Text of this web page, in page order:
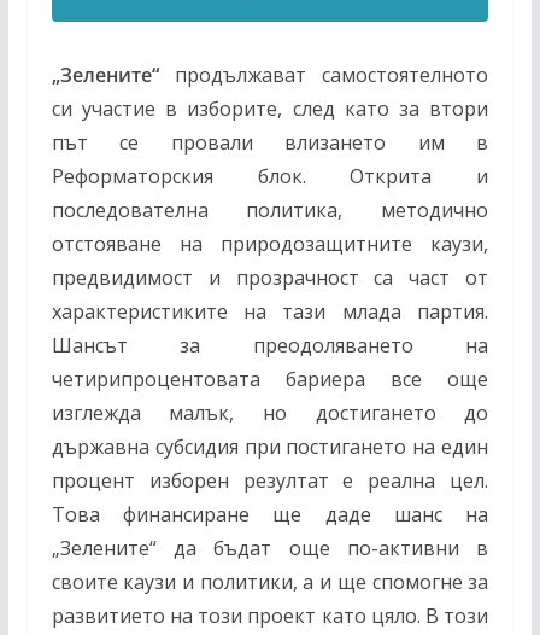
„Зелените“продължават самостоятелното
си участие в изборите, след като за втори
път се провали влизането им в
Реформаторския блок. Открита и
последователна политика, методично
отстояване на природозащитните каузи,
предвидимост и прозрачност са част от
характеристиките на тази млада партия.
Шансът за преодоляването на
четирипроцентовата бариера все още
изглежда малък, но достигането до
държавна субсидия при постигането на един
процент изборен резултат е реална цел.
Това финансиране ще даде шанс на
„Зелените“ да бъдат още по-активни в
своите каузи и политики, а и ще спомогне за
развитието на този проект като цяло. В този